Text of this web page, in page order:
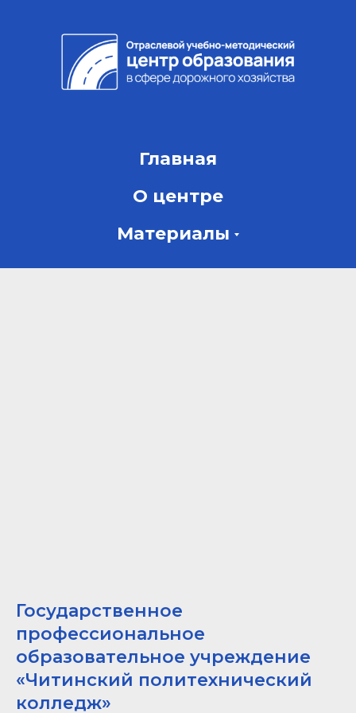
Главная
О центре
Материалы
Государственное
профессиональное
образовательное учреждение
«Читинский политехнический
колледж»